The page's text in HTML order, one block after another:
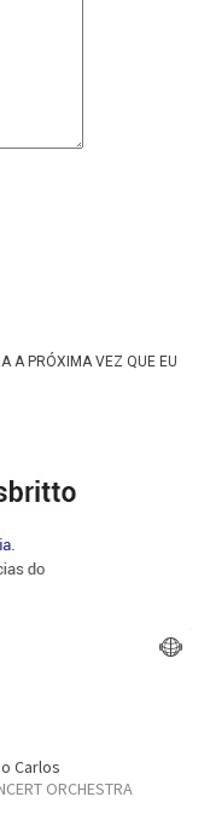
A PRÓXIMA VEZ QUE EU